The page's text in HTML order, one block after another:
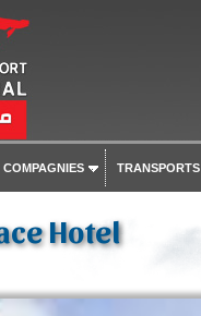
COMPAGNIES TRANSPORTS
Hotel